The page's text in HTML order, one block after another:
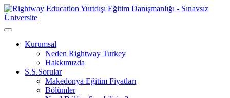
Kurumsal
Neden Rightway Turkey
Hakkımızda
S.S.Sorular
Makedonya Eğitim Fiyatları
Bölümler